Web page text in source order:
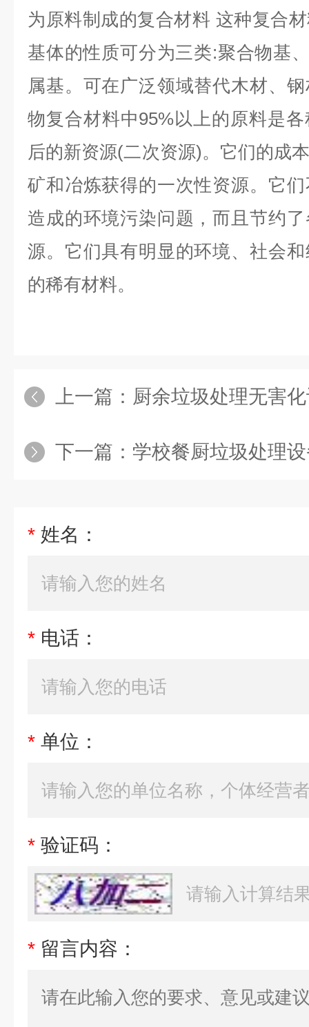
为原料制成的复合材料 这种复合
基体的性质可分为三类:聚合物基
属基。可在广泛领域替代木材、
物复合材料中95%以上的原料是
后的新资源(二次资源)。它们的成
矿和冶炼获得的一次性资源。它
造成的环境污染问题，而且节约
源。它们具有明显的环境、社会
的稀有材料。
上一篇： 厨余垃圾处理无害化
下一篇： 学校餐厨垃圾处理
* 姓名：
* 电话：
* 单位：
* 验证码：
* 留言内容：